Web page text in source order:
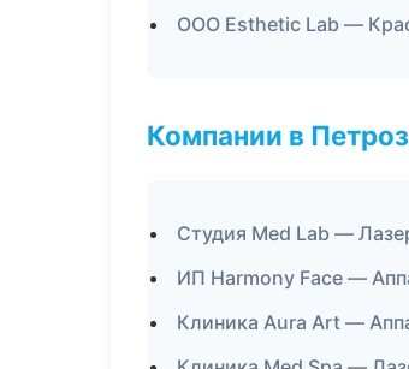
ООО Esthetic Lab —
Компании в
Студия Med Lab —
ИП Harmony Face —
Клиника Aura Art —